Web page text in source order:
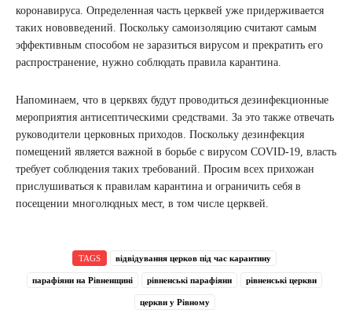
коронавируса. Определенная часть церквей уже придерживается
таких нововведений. Поскольку самоизоляцию считают самым
эффективным способом не заразиться вирусом и прекратить его
распространение, нужно соблюдать правила карантина.
Напоминаем, что в церквях будут проводиться дезинфекционные
мероприятия антисептическими средствами. За это также отвечать
руководители церковных приходов. Поскольку дезинфекция
помещений является важной в борьбе с вирусом COVID-19, власть
требует соблюдения таких требований. Просим всех прихожан
прислушиваться к правилам карантина и ограничить себя в
посещении многолюдных мест, в том числе церквей.
TAGS відвідування церков під час карантину
парафіяни на Рівненщині рівненські парафіяни рівненські церкви
церкви у Рівному